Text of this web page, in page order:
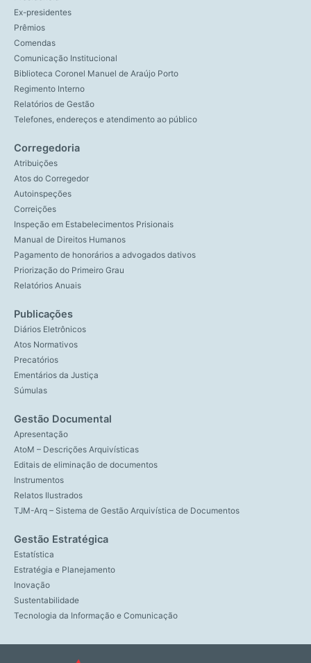
Ex-presidentes
Prêmios
Comendas
Comunicação Institucional
Biblioteca Coronel Manuel de Araújo Porto
Regimento Interno
Relatórios de Gestão
Telefones, endereços e atendimento ao público
Corregedoria
Atribuições
Atos do Corregedor
Autoinspeções
Correições
Inspeção em Estabelecimentos Prisionais
Manual de Direitos Humanos
Pagamento de honorários a advogados dativos
Priorização do Primeiro Grau
Relatórios Anuais
Publicações
Diários Eletrônicos
Atos Normativos
Precatórios
Ementários da Justiça
Súmulas
Gestão Documental
Apresentação
AtoM – Descrições Arquivísticas
Editais de eliminação de documentos
Instrumentos
Relatos Ilustrados
TJM-Arq – Sistema de Gestão Arquivística de Documentos
Gestão Estratégica
Estatística
Estratégia e Planejamento
Inovação
Sustentabilidade
Tecnologia da Informação e Comunicação